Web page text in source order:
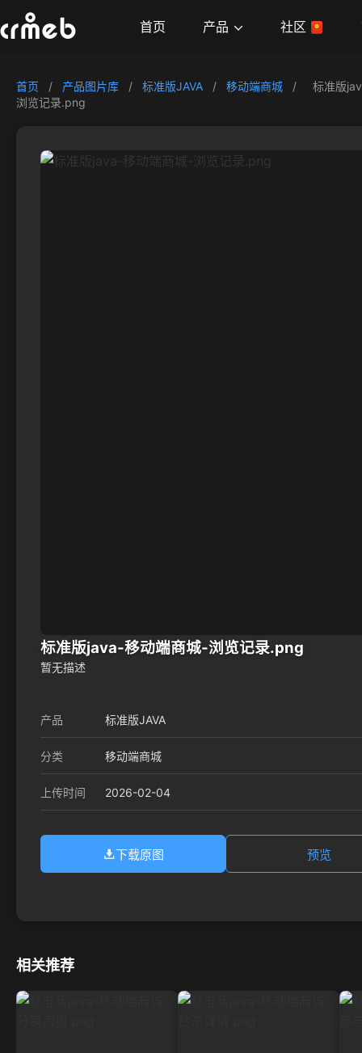
首页 产品 社区
首页 / 产品图片库 / 标准版JAVA / 移动端商城 /
标准版
浏览记录.png
标准版java-移动端商城-浏览记录.png
暂无描述
产品 标准版JAVA
分类 移动端商城
上传时间 2026-02-04
下载原图 预览
相关推荐